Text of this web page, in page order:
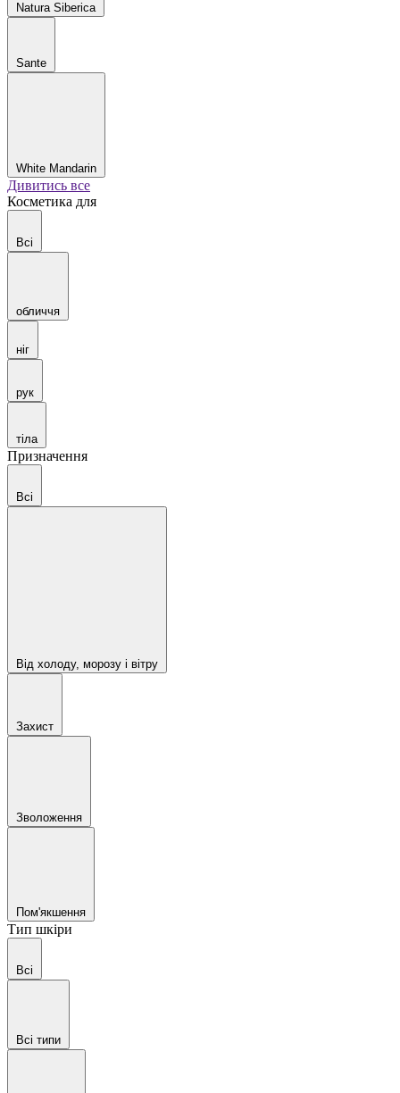
Natura Siberica
Sante
White Mandarin
Дивитись все
Косметика для
Всі
обличчя
ніг
рук
тіла
Призначення
Всі
Від холоду, морозу і вітру
Захист
Зволоження
Пом'якшення
Тип шкіри
Всі
Всі типи